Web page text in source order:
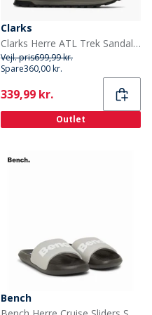
Clarks
Clarks Herre ATL Trek Sandaler River Black
Vejl. pris699,99 kr.
Spare360,00 kr.
Current
339,99 kr.
Outlet
Bench